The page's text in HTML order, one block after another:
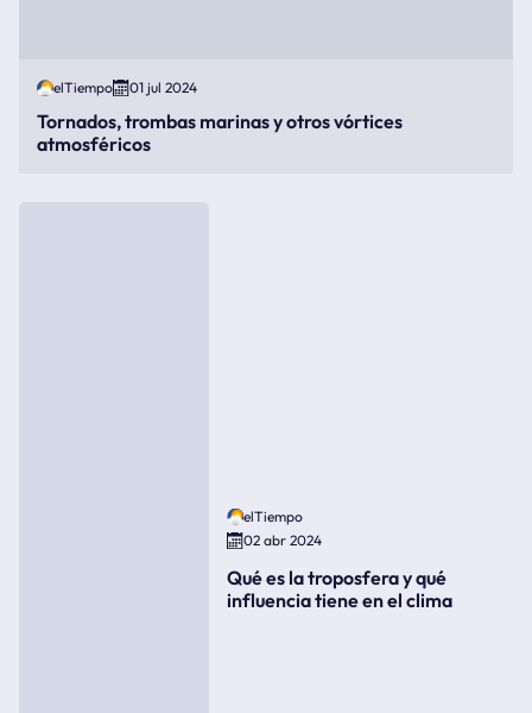
elTiempo 01 jul 2024
Tornados, trombas marinas y otros vórtices
atmosféricos
elTiempo
02 abr 2024
Qué es la troposfera y qué
influencia tiene en el clima